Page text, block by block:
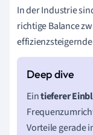
In der Industrie
richtige Balance
Eintieferer
Vorteile gerade